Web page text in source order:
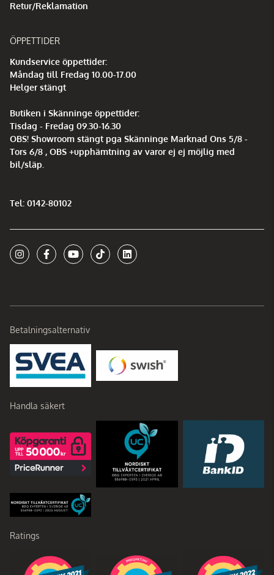
Retur/Reklamation
ÖPPETTIDER
Kundservice öppettider:
Måndag till Fredag 10.00-17.00
Helger stängt
Butiken i Skänninge öppettider:
Tisdag - Fredag 09.30-16.30
OBS! Showroom stängt pga Skänninge Marknad Ons 5/8 -
Tors 6/8 , OBS +upphämtning av varor ej ej möjlig med
bil/släp.
Tel: 0142-80102
Betalningsalternativ
Handla säkert
Ratings